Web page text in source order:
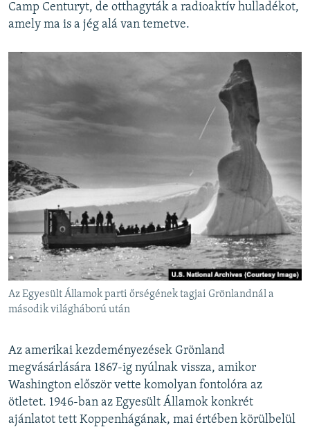
Camp Centuryt, de otthagyták a radioaktív hulladékot,
amely ma is a jég alá van temetve.
Az Egyesült Államok parti őrségének tagjai Grönlandnál a
második világháború után
Az amerikai kezdeményezések Grönland
megvásárlására 1867-ig nyúlnak vissza, amikor
Washington először vette komolyan fontolóra az
ötletet. 1946-ban az Egyesült Államok konkrét
ajánlatot tett Koppenhágának, mai értében körülbelül